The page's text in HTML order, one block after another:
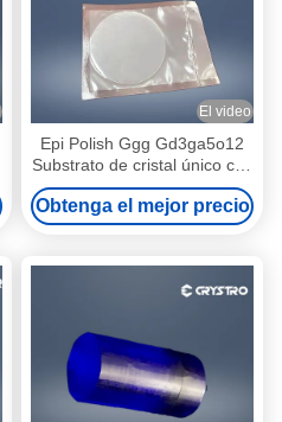
El video
Epi Polish Ggg Gd3ga5o12
Substrato de cristal único con
baja pérdida óptica
Obtenga el mejor precio